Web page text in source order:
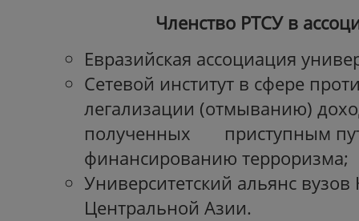
Членство РТСУ в
Евразийская ассоциация
Сетевой институт в сфере
легализации (отмыванию)
полученных приступным
финансированию терроризма;
Университетский альянс вузов
Центральной Азии.